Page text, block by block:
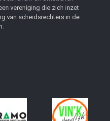
vereniging die zich inzet
van scheidsrechters in de